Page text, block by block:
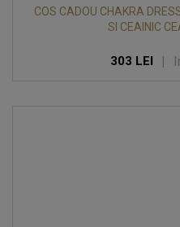
COS CADOU CHAKRA
SI CEAINIC
303 LEI |